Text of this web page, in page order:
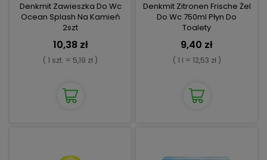
Denkmit Zawieszka Do Wc
Ocean Splash Na Kamień
2szt
10,38 zł
( 1 szt. = 5,19 zł )
Denkmit Zitronen Frische Żel
Do Wc 750ml Płyn Do
Toalety
9,40 zł
( 1 l = 12,53 zł )